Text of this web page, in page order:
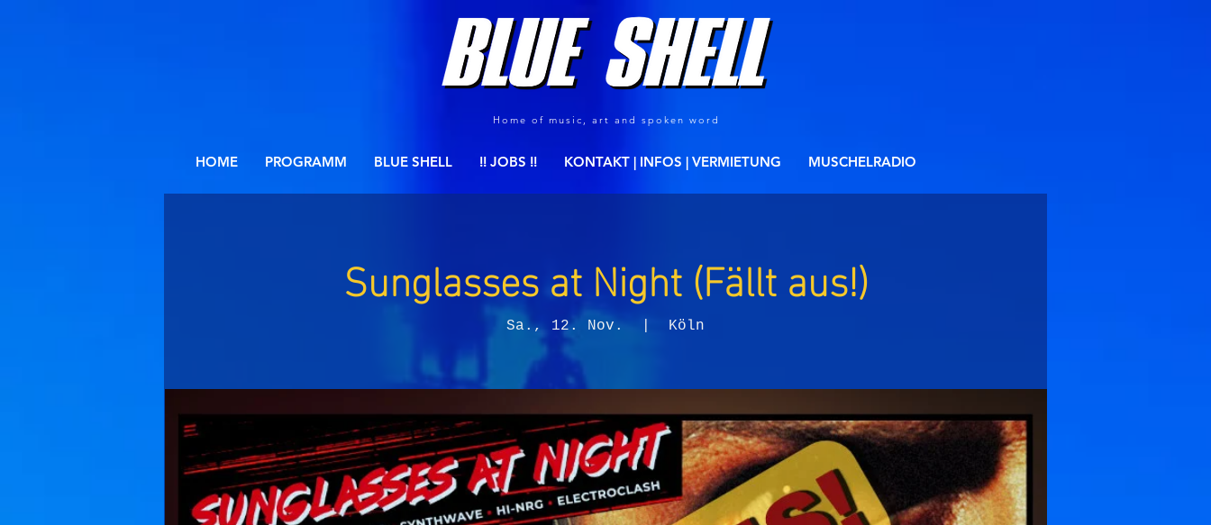
Home of music, art and spoken word
HOME PROGRAMM BLUE SHELL !! JOBS !! KONTAKT | INFOS | VERMIETUNG MUSCHELRADIO
Sunglasses at Night (Fällt aus!)
Sa., 12. Nov. Köln